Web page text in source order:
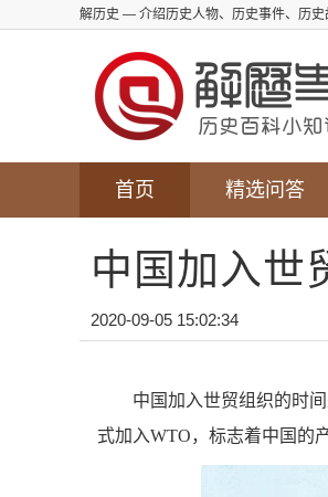
解历史 — 介绍历史人物、历史事件、历史
首页 精选问答
中国加入世
2020-09-05 15:02:34
中国加入世贸组织的时
式加入WTO，标志着中国的